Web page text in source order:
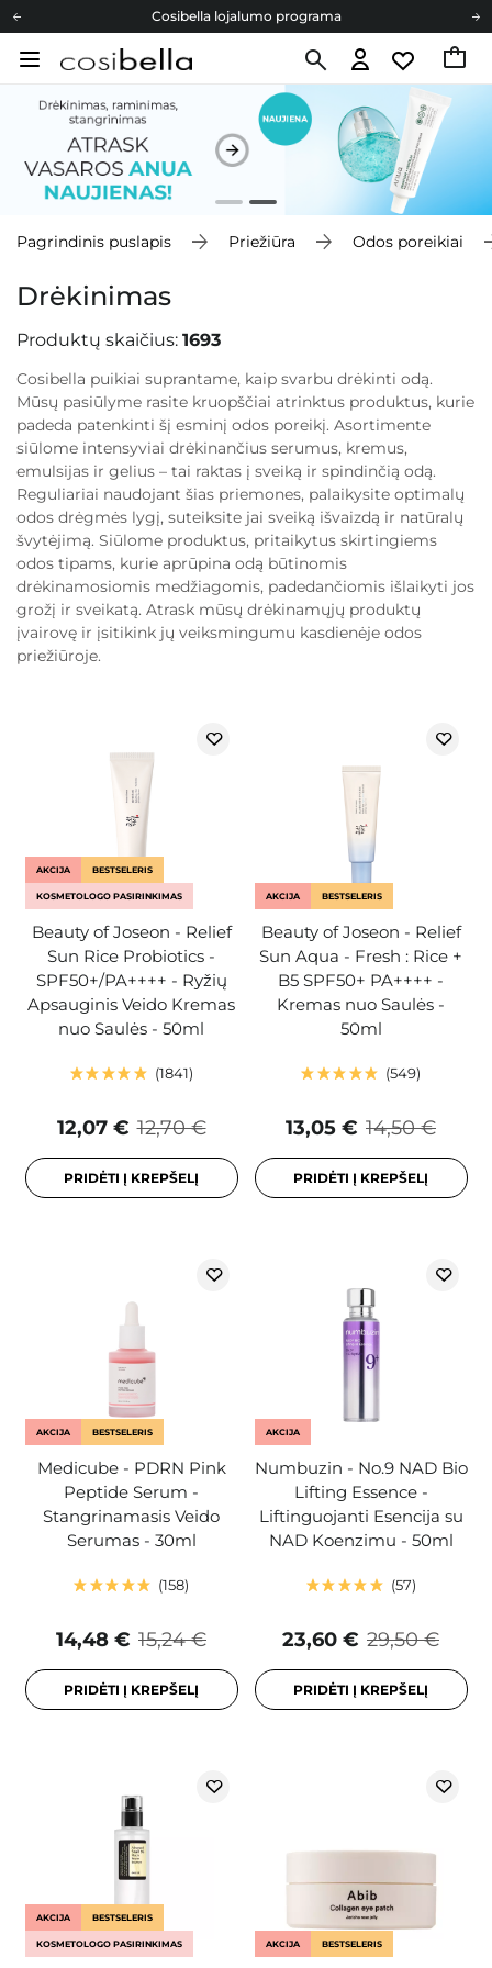
Cosibella lojalumo programa
Nemokamas pristatymas nuo 40,00 €
Cosibella lojalumo programa
Nemokamas pristatymas nuo 40,00 €
Dovanų Kortelės
Pagrindinis puslapis Priežiūra Odos poreikiai
Drėkinimas
Produktų skaičius: 1693
Cosibella puikiai suprantame, kaip svarbu drėkinti odą.
Mūsų pasiūlyme rasite kruopščiai atrinktus produktus, kurie
padeda patenkinti šį esminį odos poreikį. Asortimente
siūlome intensyviai drėkinančius serumus, kremus,
emulsijas ir gelius – tai raktas į sveiką ir spindinčią odą.
Reguliariai naudojant šias priemones, palaikysite optimalų
odos drėgmės lygį, suteiksite jai sveiką išvaizdą ir natūralų
švytėjimą. Siūlome produktus, pritaikytus skirtingiems
odos tipams, kurie aprūpina odą būtinomis
drėkinamosiomis medžiagomis, padedančiomis išlaikyti jos
grožį ir sveikatą. Atrask mūsų drėkinamųjų produktų
įvairovę ir įsitikink jų veiksmingumu kasdienėje odos
priežiūroje.
AKCIJA BESTSELERIS
KOSMETOLOGO PASIRINKIMAS
Beauty of Joseon - Relief
Sun Rice Probiotics -
SPF50+/PA++++ - Ryžių
Apsauginis Veido Kremas
nuo Saulės - 50ml
1841
12,70 €
12,07 €
PRIDĖTI Į KREPŠELĮ
AKCIJA BESTSELERIS
Beauty of Joseon - Relief
Sun Aqua - Fresh : Rice +
B5 SPF50+ PA++++ -
Kremas nuo Saulės -
50ml
549
14,50 €
13,05 €
PRIDĖTI Į KREPŠELĮ
AKCIJA BESTSELERIS
Medicube - PDRN Pink
Peptide Serum -
Stangrinamasis Veido
Serumas - 30ml
158
15,24 €
14,48 €
PRIDĖTI Į KREPŠELĮ
AKCIJA
Numbuzin - No.9 NAD Bio
Lifting Essence -
Liftinguojanti Esencija su
NAD Koenzimu - 50ml
57
29,50 €
23,60 €
PRIDĖTI Į KREPŠELĮ
AKCIJA BESTSELERIS
KOSMETOLOGO PASIRINKIMAS AKCIJA BESTSELERIS